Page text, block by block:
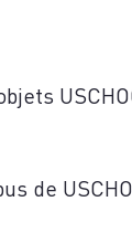
de